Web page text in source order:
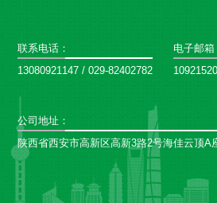
联系电话：
13080921147 / 029-82402782
电子邮箱
公司地址：
陕西省西安市高新区高新3路2号海佳云顶A